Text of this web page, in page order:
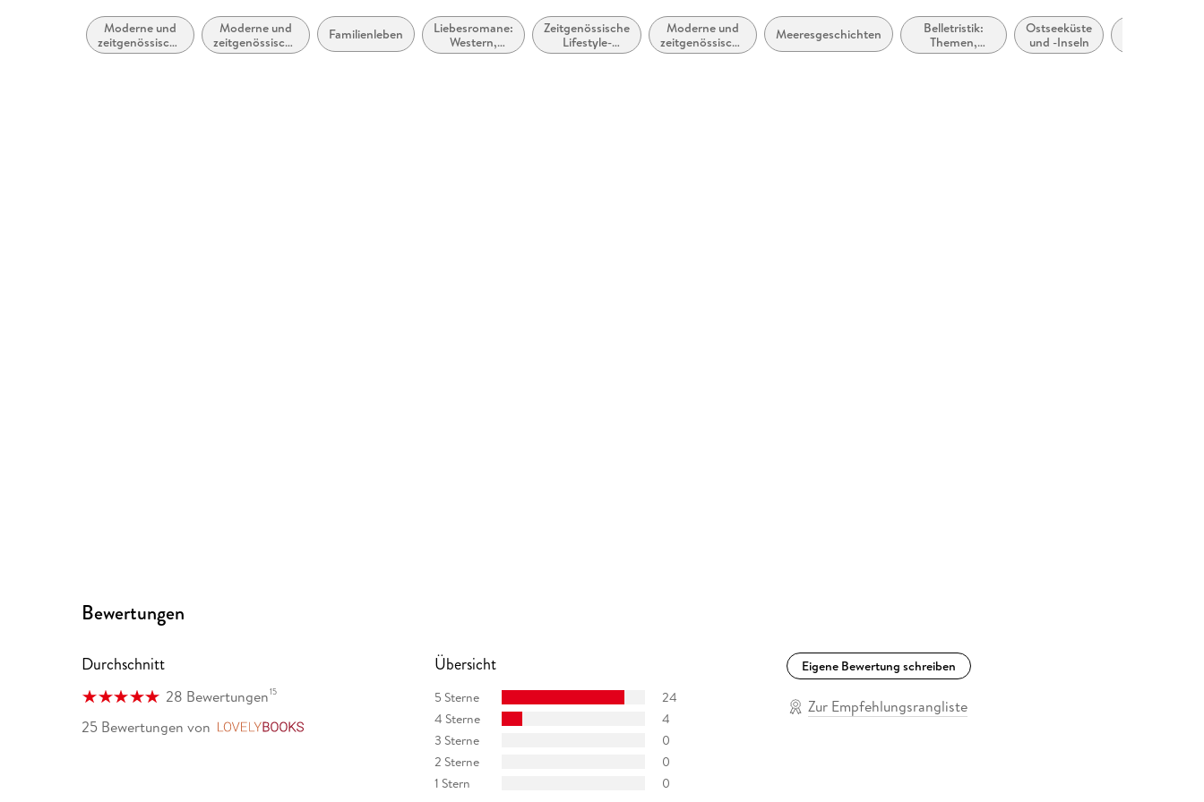
Moderne und
zeitgenössische
Belletristik:
Moderne und
zeitgenössische
Liebesromane
Familienleben
Liebesromane:
Western,
ländlich oder
Zeitgenössische
Lifestyle-
Literatur
Moderne und
zeitgenössische
Liebesromane /
Meeresgeschichten
Belletristik:
Themen,
Stoffe, Motive:
Ostseeküste
und -Inseln
Bewertungen
Durchschnitt
28 Bewertungen15
25 Bewertungen von
Übersicht
5 Sterne
24
4 Sterne
4
3 Sterne
0
2 Sterne
0
1 Stern
0
Eigene Bewertung schreiben
Zur Empfehlungsrangliste